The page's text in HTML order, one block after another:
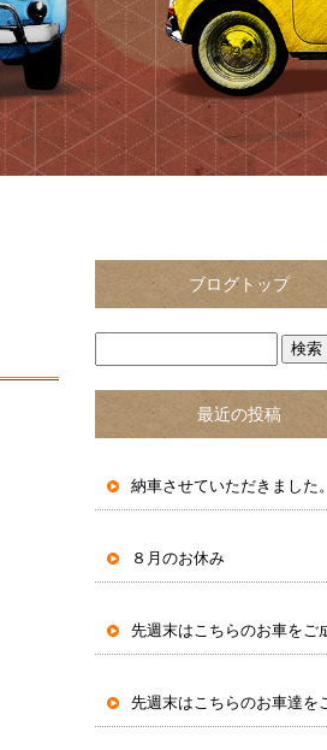
ブログトップ
最近の投稿
納車させていただきました。
８月のお休み